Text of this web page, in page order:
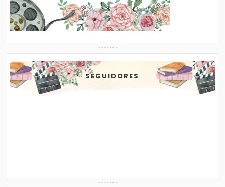
SEGUIDORES